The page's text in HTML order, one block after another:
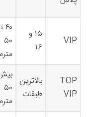
VIP
۱۵ و
۱۶
۵۰
TOP
VIP
بالاترین
طبقات
۵۰